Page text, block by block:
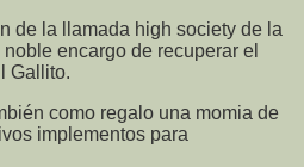
de la llamada high society de la
encargo de recuperar el
Gallito.
como regalo una momia de
implementos para